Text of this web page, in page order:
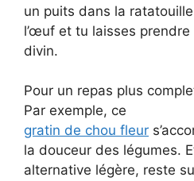
un puits dans la
l’œuf et tu laisses prendre
divin.
Pour un repas plus
Par exemple, ce
gratin de chou fleur
la douceur des légumes.
alternative légère, reste